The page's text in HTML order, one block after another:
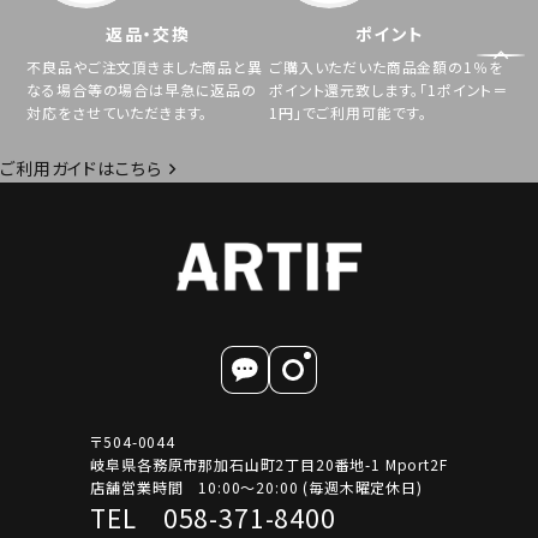
返品・交換
不良品やご注文頂きました商品と異
なる場合等の場合は早急に返品の
対応をさせていただきます。
ポイント
ご購入いただいた商品金額の1％を
ポイント還元致します。「1ポイント＝
1円」でご利用可能です。
ご利用ガイドはこちら
〒504-0044
岐阜県各務原市那加石山町2丁目20番地-1 Mport2F
店舗営業時間 10:00～20:00 (毎週木曜定休日)
TEL 058-371-8400